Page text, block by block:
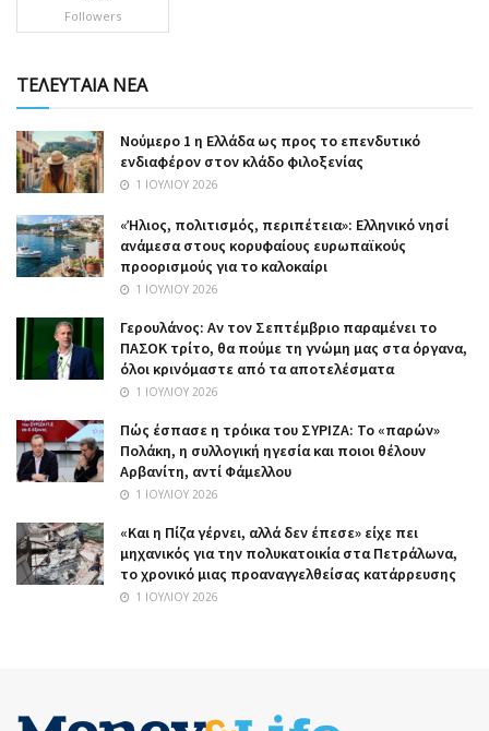
Followers
ΤΕΛΕΥΤΑΙΑ ΝΕΑ
Nούμερο 1 η Ελλάδα ως προς το επενδυτικό
ενδιαφέρον στον κλάδο φιλοξενίας
1 ΙΟΥΛΊΟΥ 2026
«Ήλιος, πολιτισμός, περιπέτεια»: Ελληνικό νησί
ανάμεσα στους κορυφαίους ευρωπαϊκούς
προορισμούς για το καλοκαίρι
1 ΙΟΥΛΊΟΥ 2026
Γερουλάνος: Αν τον Σεπτέμβριο παραμένει το
ΠΑΣΟΚ τρίτο, θα πούμε τη γνώμη μας στα όργανα,
όλοι κρινόμαστε από τα αποτελέσματα
1 ΙΟΥΛΊΟΥ 2026
Πώς έσπασε η τρόικα του ΣΥΡΙΖΑ: Το «παρών»
Πολάκη, η συλλογική ηγεσία και ποιοι θέλουν
Αρβανίτη, αντί Φάμελλου
1 ΙΟΥΛΊΟΥ 2026
«Και η Πίζα γέρνει, αλλά δεν έπεσε» είχε πει
μηχανικός για την πολυκατοικία στα Πετράλωνα,
το χρονικό μιας προαναγγελθείσας κατάρρευσης
1 ΙΟΥΛΊΟΥ 2026